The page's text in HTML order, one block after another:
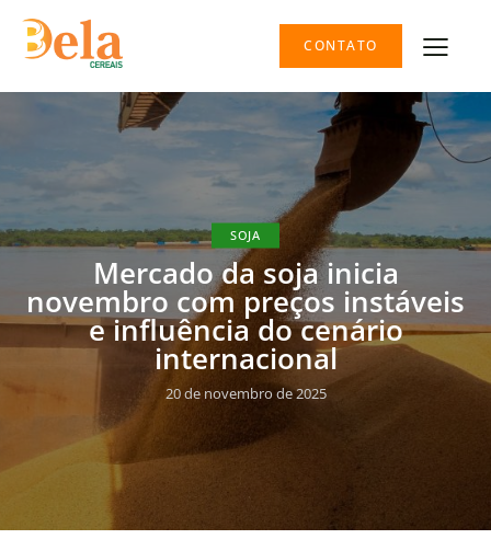
CONTATO
SOJA
Mercado da soja inicia
novembro com preços instáveis
e influência do cenário
internacional
20 de novembro de 2025